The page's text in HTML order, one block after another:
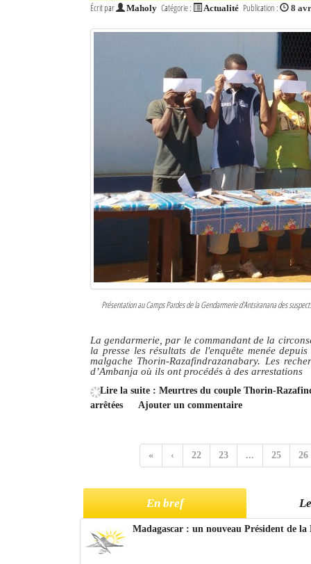
Écrit par Maholy Catégorie : Actualité Publication : 8
Présentation au Camps Pardes de la Gendarmerie d'Antsiranana des
La gendarmerie, par le commandant de la
la presse les résultats de l'enquête menée
malgache Thorin-Razafindrazanabary. Les
d’Ambanja où ils ont procédés à des arrestations
Lire la suite : Meurtres du couple Thorin-
arrêtées
Ajouter un commentaire
« ‹ 22 23 ... 25 26
En bref
Madagascar : un nouveau Président de